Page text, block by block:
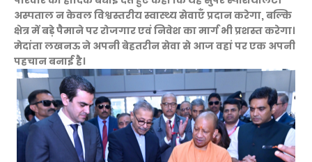
अस्पताल न केवल विश्वस्तरीय स्वास्थ्य सेवाएँ प्रदान करेगा, बल्कि
क्षेत्र में बड़े पैमाने पर रोजगार एवं निवेश का मार्ग भी प्रशस्त करेगा।
मेदांता लखनऊ ने अपनी बेहतरीन सेवा से आज वहां पर एक अपनी
पहचान बनाई है।